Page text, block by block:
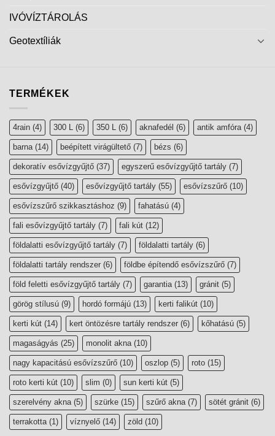
IVÓVÍZTÁROLÁS
Geotextíliák
TERMÉKEK
4rain (4) 300 L (6) 350 L (6) aknafedél (6) antik amfóra(4)
barna(14) beépített virágültető (7) bézs (6)
dekoratív esővízgyűjtő (37) egyszerű esővízgyűjtő tartály (7)
esővízgyűjtő (40) esővízgyűjtő tartály (55) esővízszűrő (10)
esővízszűrő szikkasztáshoz (9) fahatású (4)
fali esővízgyűjtő tartály (7) fali kút (12)
földalatti esővízgyűjtő tartály (7) földalatti tartály (6)
földalatti tartály rendszer (6) földbe építendő esővízszűrő (7)
föld feletti esővízgyűjtő tartály (7) garantia(13) gránit (5)
görög stílusú (9) hordó formájú (13) kerti falikút (10)
kerti kút (14) kert öntözésre tartály rendszer (6) kőhatású (5)
magaságyás (25) monolit akna(10)
nagy kapacitású esővízszűrő (10) oszlop (5) roto (15)
roto kerti kút (10) slim (0) sun kerti kút (5)
szerelvény akna(5) szürke (15) szűrő akna(7) sötét gránit (6)
terrakotta(1) víznyelő (14) zöld (10)